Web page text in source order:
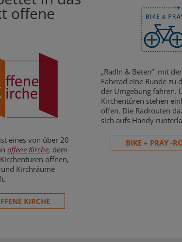
offene
eines von über 20
offene Kirche, dem
öffnen,
Kirchräume
KIRCHE
„Radln & Beten“ mit
Fahrrad eine Runde zu
der Umgebung fahren.
Kirchentüren stehen
offen. Die Radrouten
sich aufs Handy
BIKE + PRAY -